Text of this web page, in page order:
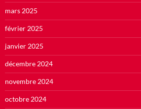
mars 2025
février 2025
janvier 2025
décembre 2024
novembre 2024
octobre 2024